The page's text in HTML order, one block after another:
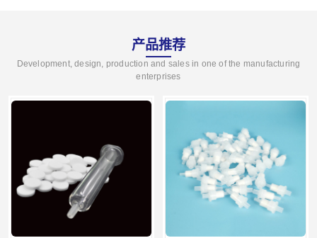
产品推荐
Development, design, production and sales in one of the manufacturing
enterprises